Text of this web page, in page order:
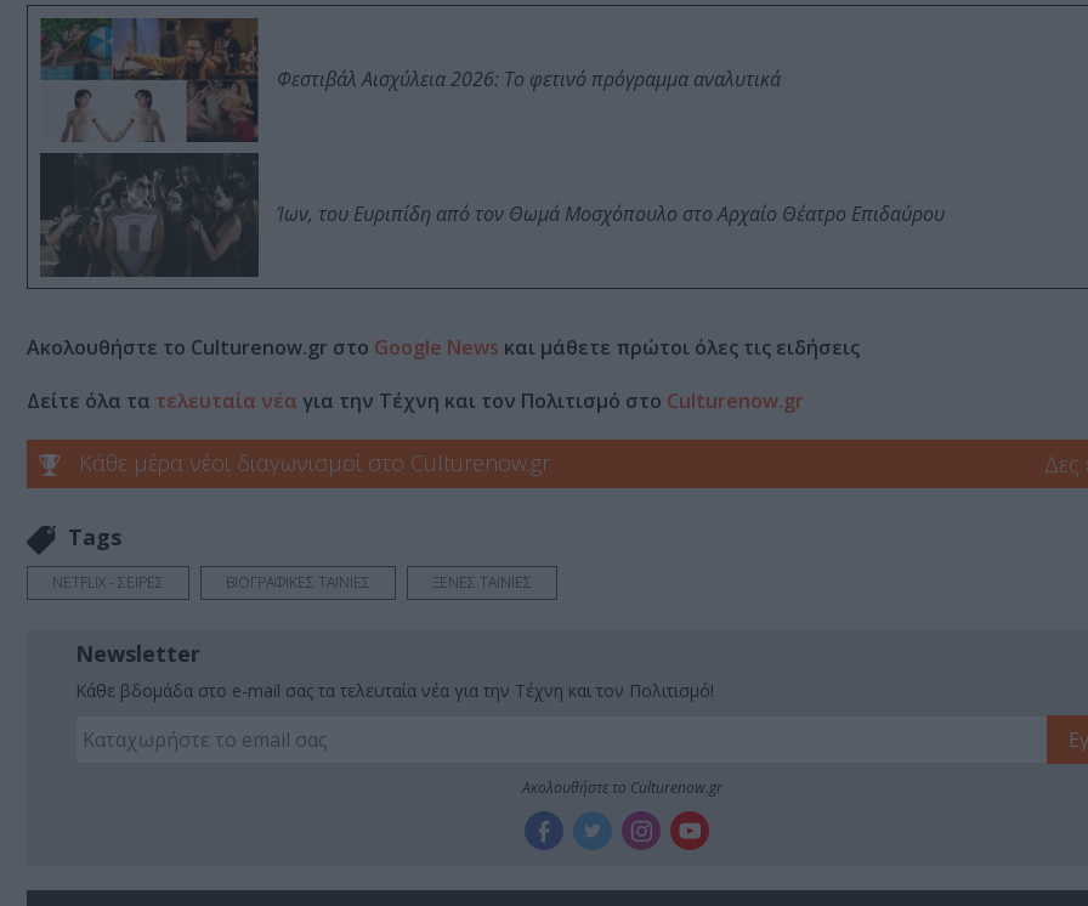
Φεστιβάλ Αισχύλεια 2026: Το φετινό πρόγραμμα αναλυτικά
Ίων, του Ευριπίδη από τον Θωμά Μοσχόπουλο στο Αρχαίο Θέατρο Επιδαύρου
Ακολουθήστε το Culturenow.gr στο Google News και μάθετε πρώτοι όλες τις ειδήσεις
Δείτε όλα τα τελευταία νέα για την Τέχνη και τον Πολιτισμό στο Culturenow.gr
Κάθε μέρα νέοι διαγωνισμοί στο Culturenow.gr Δες
Tags
NETFLIX - ΣΕΙΡΕΣ ΒΙΟΓΡΑΦΙΚΕΣ ΤΑΙΝΙΕΣ ΞΕΝΕΣ ΤΑΙΝΙΕΣ
Newsletter
Κάθε βδομάδα στο e-mail σας τα τελευταία νέα για την Τέχνη και τον Πολιτισμό!
Ακολουθήστε το Culturenow.gr